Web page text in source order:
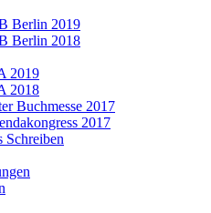
Berlin 2019
Berlin 2018
2019
2018
Buchmesse 2017
2017
Schreiben